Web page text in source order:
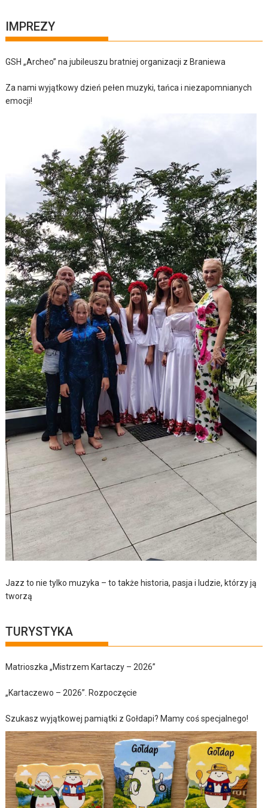
IMPREZY
GSH „Archeo” na jubileuszu bratniej organizacji z Braniewa
Za nami wyjątkowy dzień pełen muzyki, tańca i niezapomnianych
emocji!
Jazz to nie tylko muzyka – to także historia, pasja i ludzie, którzy ją
tworzą
TURYSTYKA
Matrioszka „Mistrzem Kartaczy – 2026”
„Kartaczewo – 2026”. Rozpoczęcie
Szukasz wyjątkowej pamiątki z Gołdapi? Mamy coś specjalnego!